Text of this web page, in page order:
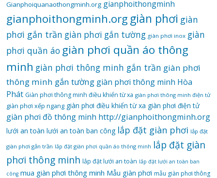
Gianphoiquanaothongminh.org gianphoithongminh
gianphoithongminh.org giàn phơi giàn
phơi gắn trần giàn phơi gắn tường giàn phơi inox giàn
phơi quần áo giàn phơi quần áo thông
minh giàn phơi thông minh gắn trần giàn phơi
thông minh gắn tường giàn phơi thông minh Hòa
Phát Giàn phơi thông minh điều khiển từ xa giàn phơi thông minh điện tử
giàn phơi xếp ngang giàn phơi điều khiển từ xa giàn phơi điện tử
giàn phơi đồ thông minh http://gianphoithongminh.org
lưới an toàn lưới an toàn ban công lắp đặt giàn phơi lắp đặt
giàn phơi gắn trần lắp đặt giàn phơi quần áo thông minh lắp đặt giàn
phơi thông minh lắp đặt lưới an toàn lắp đặt lưới an toàn ban
công mua giàn phơi thông minh Mẫu giàn phơi mẫu giàn phơi thông